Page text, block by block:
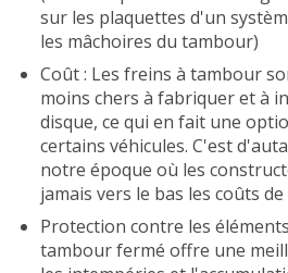
sur les plaquettes d'un
les mâchoires du tambour)
Coût : Les freins à tambour
moins chers à fabriquer et à
disque, ce qui en fait une
certains véhicules. C'est
notre époque où les
jamais vers le bas les coûts
Protection contre les
tambour fermé offre une